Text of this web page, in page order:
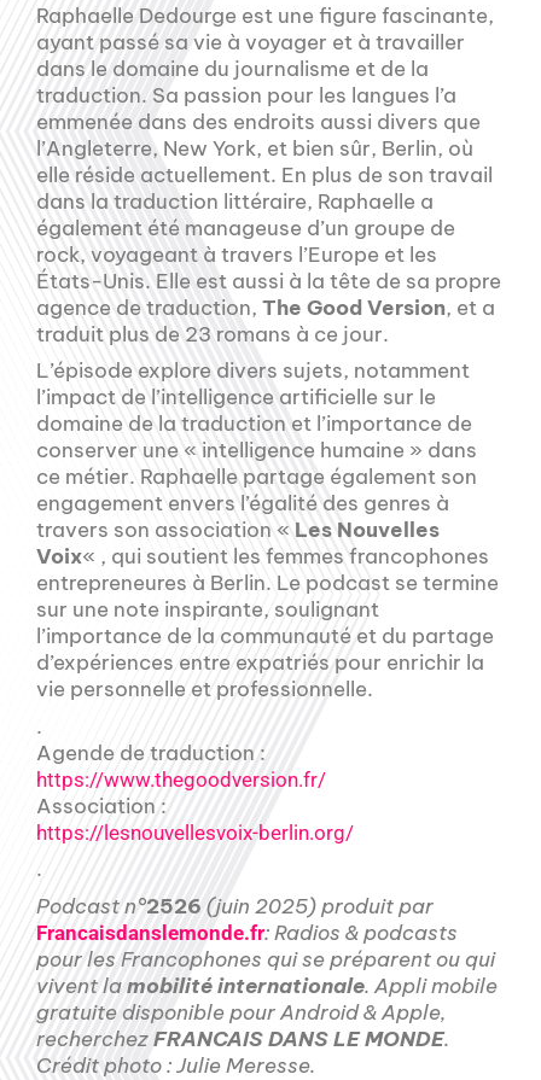
Raphaelle Dedourge est une figure fascinante,
ayant passé sa vie à voyager et à travailler
dans le domaine du journalisme et de la
traduction. Sa passion pour les langues l’a
emmenée dans des endroits aussi divers que
l’Angleterre, New York, et bien sûr, Berlin, où
elle réside actuellement. En plus de son travail
dans la traduction littéraire, Raphaelle a
également été manageuse d’un groupe de
rock, voyageant à travers l’Europe et les
États-Unis. Elle est aussi à la tête de sa propre
agence de traduction, The Good Version, et a
traduit plus de 23 romans à ce jour.
L’épisode explore divers sujets, notamment
l’impact de l’intelligence artificielle sur le
domaine de la traduction et l’importance de
conserver une « intelligence humaine » dans
ce métier. Raphaelle partage également son
engagement envers l’égalité des genres à
travers son association « Les Nouvelles
Voix« , qui soutient les femmes francophones
entrepreneures à Berlin. Le podcast se termine
sur une note inspirante, soulignant
l’importance de la communauté et du partage
d’expériences entre expatriés pour enrichir la
vie personnelle et professionnelle.
.
Agende de traduction :
https://www.thegoodversion.fr/
Association :
https://lesnouvellesvoix-berlin.org/
.
Podcast n°2526 (juin 2025) produit par
Francaisdanslemonde.fr: Radios & podcasts
pour les Francophones qui se préparent ou qui
vivent lamobilité internationale. Appli mobile
gratuite disponible pour Android & Apple,
recherchezFRANCAIS DANS LE MONDE.
Crédit photo : Julie Meresse.